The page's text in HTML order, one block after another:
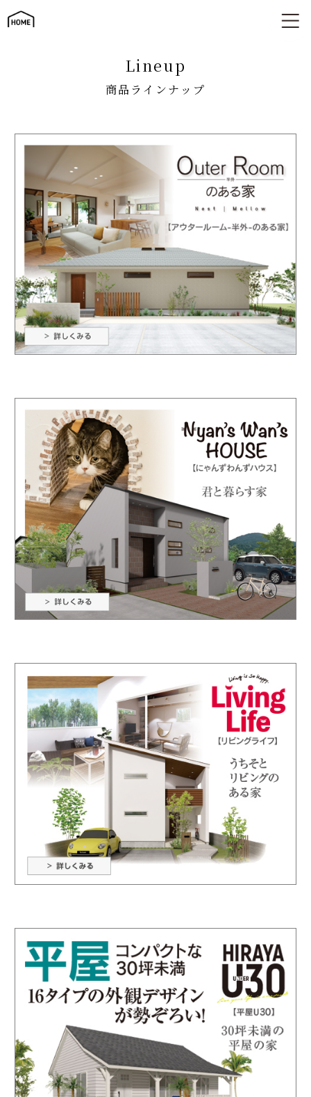
商品ラインナップ
lineup
商品ラインナップ